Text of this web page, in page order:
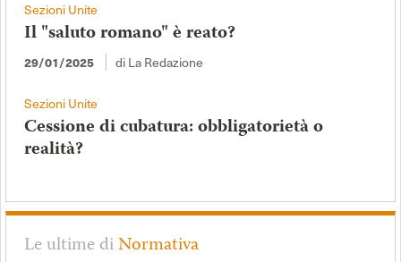
Sezioni Unite
Il "saluto romano" è reato?
29/01/2025 di La Redazione
Sezioni Unite
Cessione di cubatura: obbligatorietà o
realità?
Le ultime diNormativa